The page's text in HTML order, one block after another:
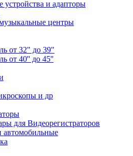
устройства и адапторы
центры
от 32" до 39"
от 40'' до 45''
и др
для Видеорегистраторов
автомобильные